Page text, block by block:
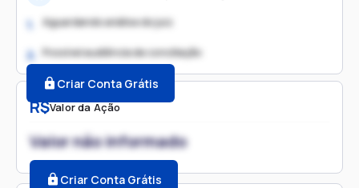
R$Valor da Ação
Valor não informado
Criar Conta Grátis
1. Aguardando análise do juiz
2. Possível audiência de conciliação
Criar Conta Grátis